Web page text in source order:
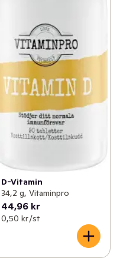
D-Vitamin
34,2 g, Vitaminpro
44,96 kr
0,50 kr /st